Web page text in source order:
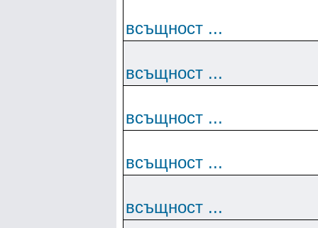
всъщност ...
всъщност ...
всъщност ...
всъщност ...
всъщност ...